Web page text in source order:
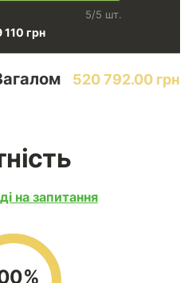
5/5 шт.
110 грн
520 792.00 грн
на запитання